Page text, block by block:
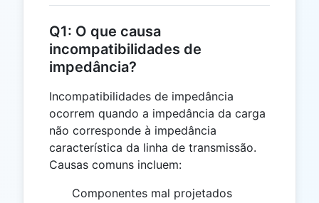
Q1: O que causa
incompatibilidades de
impedância?
Incompatibilidades de impedância
ocorrem quando a impedância da carga
não corresponde à impedância
característica da linha de transmissão.
Causas comuns incluem:
Componentes mal projetados